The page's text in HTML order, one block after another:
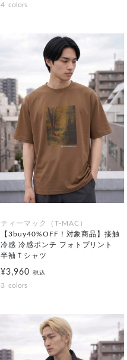
4 colors
ティーマック（T-MAC）
【3buy40%OFF！対象商品】接触
冷感 冷感ポンチ フォトプリント
半袖Ｔシャツ
¥3,960 税込
3 colors